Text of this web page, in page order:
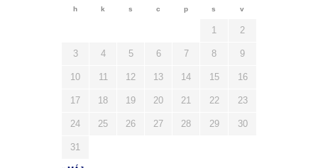
h k s c p s v
1 2
3 4 5 6 7 8 9
10 11 12 13 14 15 16
17 18 19 20 21 22 23
24 25 26 27 28 29 30
31